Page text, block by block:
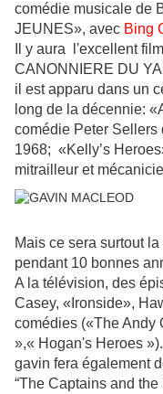
comédie musicale de
JEUNES», avec Bing
Il y aura l'excellent
CANONNIERE DU
il est apparu dans un
long de la décennie:
comédie Peter Sellers
1968; «Kelly’s
mitrailleur et
Mais ce sera surtout
pendant 10 bonnes
A la télévision, des
Casey, «Ironside»,
comédies («The Andy
»,« Hogan's Heroes »).
gavin fera également
“The Captains and